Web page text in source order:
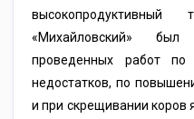
высокопродуктивный
«Михайловский»
проведенных работ по
недостатков, по
и при скрещивании коров